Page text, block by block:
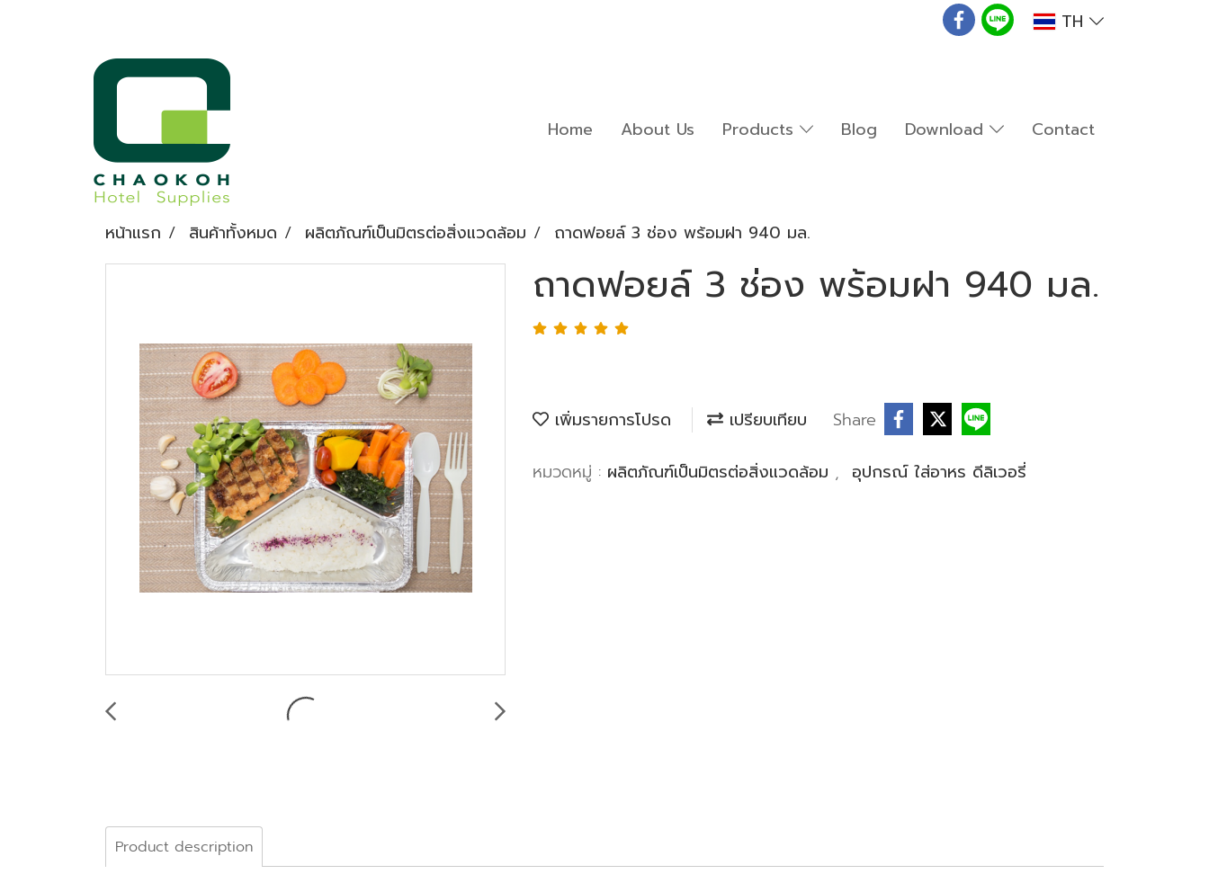
TH
Home About Us Products Blog Download Contact
หน้าแรก สินค้าทั้งหมด ผลิตภัณฑ์เป็นมิตรต่อสิ่งแวดล้อม ถาดฟอยล์ 3 ช่อง พร้อมฝา 940 มล.
ถาดฟอยล์ 3 ช่อง พร้อมฝา 940 มล.
เพิ่มรายการโปรด เปรียบเทียบ Share
หมวดหมู่ : ผลิตภัณฑ์เป็นมิตรต่อสิ่งแวดล้อม , อุปกรณ์ ใส่อาหร ดีลิเวอรี่
Product description